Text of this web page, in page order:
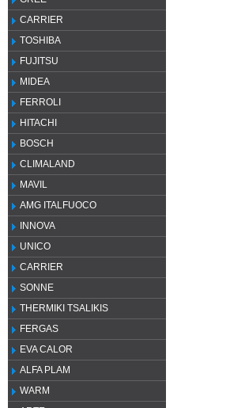
CARRIER
TOSHIBA
FUJITSU
MIDEA
FERROLI
HITACHI
BOSCH
CLIMALAND
MAVIL
AMG ITALFUOCO
INNOVA
UNICO
CARRIER
SONNE
THERMIKI TSALIKIS
FERGAS
EVA CALOR
ALFA PLAM
WARM